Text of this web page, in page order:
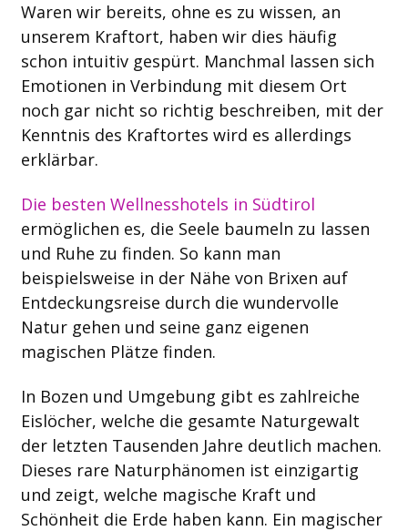
Waren wir bereits, ohne es zu wissen, an
unserem Kraftort, haben wir dies häufig
schon intuitiv gespürt. Manchmal lassen sich
Emotionen in Verbindung mit diesem Ort
noch gar nicht so richtig beschreiben, mit der
Kenntnis des Kraftortes wird es allerdings
erklärbar.
Die besten Wellnesshotels in Südtirol
ermöglichen es, die Seele baumeln zu lassen
und Ruhe zu finden. So kann man
beispielsweise in der Nähe von Brixen auf
Entdeckungsreise durch die wundervolle
Natur gehen und seine ganz eigenen
magischen Plätze finden.
In Bozen und Umgebung gibt es zahlreiche
Eislöcher, welche die gesamte Naturgewalt
der letzten Tausenden Jahre deutlich machen.
Dieses rare Naturphänomen ist einzigartig
und zeigt, welche magische Kraft und
Schönheit die Erde haben kann. Ein magischer